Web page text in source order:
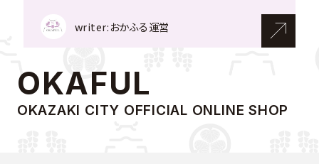
暮の時期に加えて、お祝い事など何かと贈り
物をする機会が多いかたもいらっしゃるので
地っぽいもの、岡崎らしいものを……とお考
えの方へ、おかふるには「岡崎らしさ」「ギフト
にピッタリ」な商品が集まっています！ その
writer:おかふる運営
系ではなく形に残る素敵な贈り物をご紹介
します。 日々の暮らしを彩る、思い出に残る
ご紹介した商品の購入ページへ進むことが
できます。野球好きな方はもちろん、結婚祝
い・出産祝い・還暦祝いなどのお祝い事、ノ
writer:おかふる運営
ふぃ~」こと「寺嶋由芙」様に何か良いものを
贈りたいと思っておりまする。気軽にネット注
文できて〜、でも岡崎らしい特別なセットを
贈りたいでござる！ そんな時は〜やっぱり
「OKAFUL」サイトをチェック！おおっ！これが
いいんじゃないか！ コジマトペ様の「天下人
writer:オカザえもん
子セットや、寒い冬に嬉しい温活セットなど、
バラエティ豊かなラインナップが揃っていま
します！ 記事の一番下から、ご紹介した商品
の購入ページへ進むことができます。岡崎市
の化け猫伝説をイメージしたお菓子です。
writer:おかふる運営
集めた特別なコレクションをご紹介していま
お肉はいかがですか？ 記事の一番下から、ご
紹介した商品の購入ページへ進むことがで
きます。 岡崎生まれ岡崎育ちの三元豚、岡崎
writer:おかふる運営
OKAFUL
OKAZAKI CITY OFFICIAL ONLINE SHOP